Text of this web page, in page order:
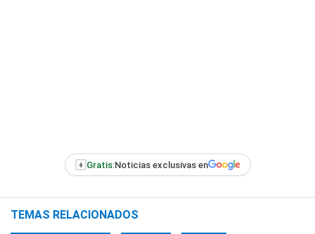
+ Gratis:Noticias exclusivas en
TEMAS RELACIONADOS